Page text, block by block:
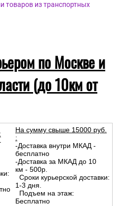
товаров из транспортных
по Москве и
(до 10км от
:
На сумму свыше 15000 руб.
:
-Доставка внутри МКАД -
бесплатно
-Доставка за МКАД до 10
км - 500р.
Сроки курьерской доставки:
1-3 дня.
Подъем на этаж:
Бесплатно